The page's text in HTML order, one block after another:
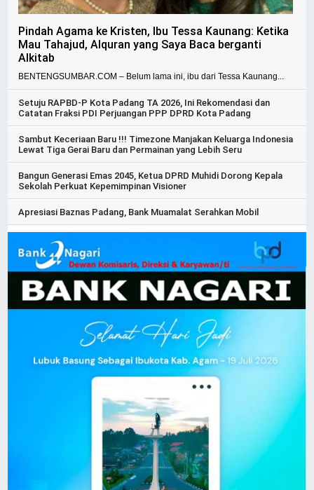
Pindah Agama ke Kristen, Ibu Tessa Kaunang: Ketika
Mau Tahajud, Alquran yang Saya Baca berganti
Alkitab
BENTENGSUMBAR.COM – Belum lama ini, ibu dari Tessa Kaunang...
Setuju RAPBD-P Kota Padang TA 2026, Ini Rekomendasi dan
Catatan Fraksi PDI Perjuangan PPP DPRD Kota Padang
Sambut Keceriaan Baru !!! Timezone Manjakan Keluarga Indonesia
Lewat Tiga Gerai Baru dan Permainan yang Lebih Seru
Bangun Generasi Emas 2045, Ketua DPRD Muhidi Dorong Kepala
Sekolah Perkuat Kepemimpinan Visioner
Apresiasi Baznas Padang, Bank Muamalat Serahkan Mobil